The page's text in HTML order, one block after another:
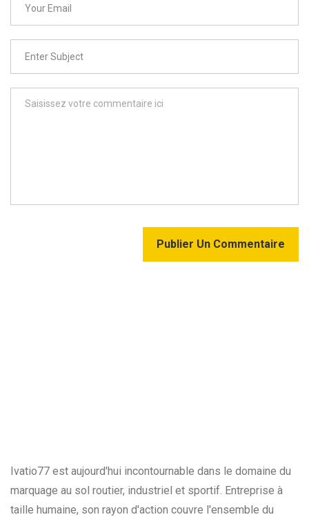
Publier Un Commentaire
Ivatio77 est aujourd'hui incontournable dans le domaine du
marquage au sol routier, industriel et sportif. Entreprise à
taille humaine, son rayon d'action couvre l'ensemble du